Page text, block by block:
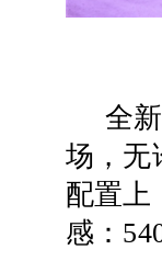
全
场，无
配置上
感：